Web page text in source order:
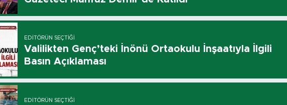
EDITÖRÜN SEÇTIĞI
Valilikten Genç’teki İnönü Ortaokulu İnşaatıyla İlgili
Basın Açıklaması
EDITÖRÜN SEÇTIĞI